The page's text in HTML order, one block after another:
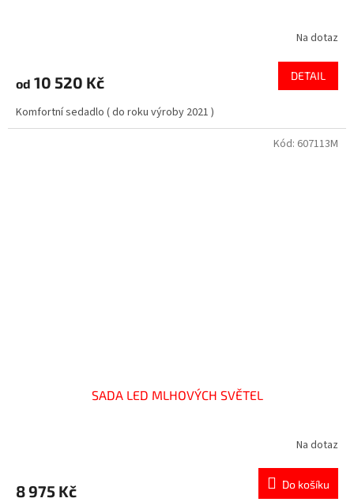
Na dotaz
od 10 520 Kč DETAIL
Komfortní sedadlo ( do roku výroby 2021 )
SADA LED MLHOVÝCH SVĚTEL
Na dotaz
8 975 Kč Do košíku
Kód: 607113M